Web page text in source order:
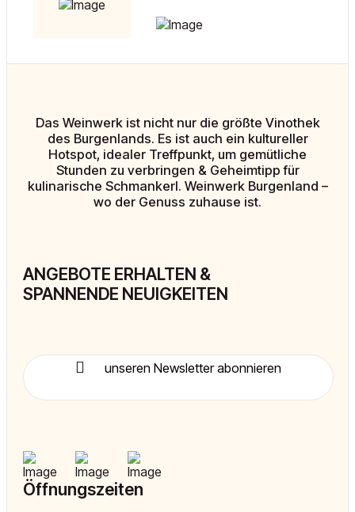
Das Weinwerk ist nicht nur die größte Vinothek
des Burgenlands. Es ist auch ein kultureller
Hotspot, idealer Treffpunkt, um gemütliche
Stunden zu verbringen & Geheimtipp für
kulinarische Schmankerl. Weinwerk Burgenland –
wo der Genuss zuhause ist.
ANGEBOTE ERHALTEN &
SPANNENDE NEUIGKEITEN
unseren Newsletter abonnieren
Öffnungszeiten